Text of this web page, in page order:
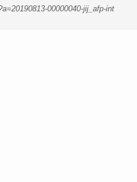
00000040-jij_afp-int